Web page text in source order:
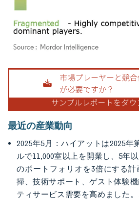
画像 © Mordor Intelligence。再利用にはCC BY
最近の産業動向
2025年5月：ハイアットは2025年
ルで11,000室以上を開業し、5年
のポートフォリオを3倍にする
掃、技術サポート、ゲスト体験
ティサービス需要を高めました